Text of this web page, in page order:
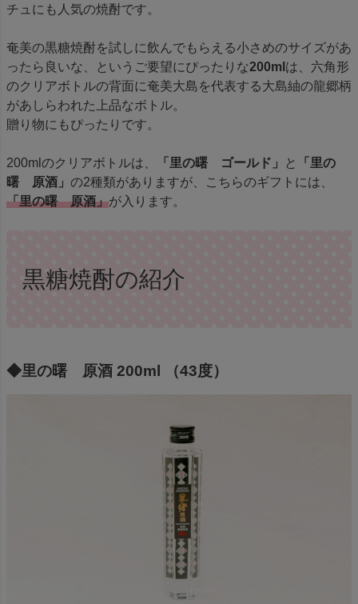
チュにも人気の焼酎です。
奄美の黒糖焼酎を試しに飲んでもらえる小さめのサイズがあ
ったら良いな、というご要望にぴったりな200ml は、六角形
のクリアボトルの背面に奄美大島を代表する大島紬の龍郷柄
があしらわれた上品なボトル。
贈り物にもぴったりです。
200mlのクリアボトルは、 「里の曙 ゴールド」 と
「里の
曙 原酒」 の2種類がありますが、こちらのギフトには、
「里の曙 原酒」が入ります。
黒糖焼酎の紹介
◆里の曙 原酒 200ml （43度）